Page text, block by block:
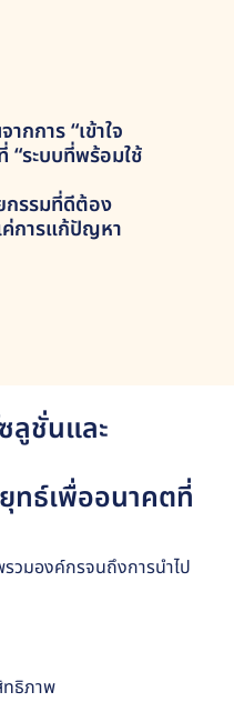
กการ “เข้าใจ
“ระบบที่พร้อมใช้
กรรมที่ดีต้อง
ค่การแก้ปัญหา
ลูชั่นและ
ทธ์เพื่ออนาคตที่
วมองค์กรจนถึงการนำไป
ทธิภาพ